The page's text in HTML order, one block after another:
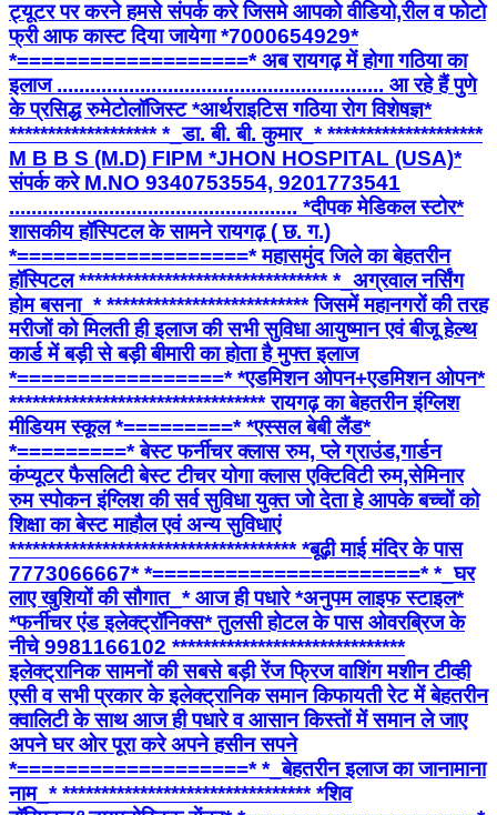
ट्यूटर पर करने हमसे संपर्क करे जिसमे आपको वीडियो,रील व फोटो
फ्री आफ कास्ट दिया जायेगा *7000654929*
*===================* अब रायगढ़ में होगा गठिया का
इलाज ........................................................... आ रहे हैं पुणे
के प्रसिद्ध रुमेटोलॉजिस्ट *आर्थराइटिस गठिया रोग विशेषज्ञ*
******************* *_डा. बी. बी. कुमार_* ********************
M B B S (M.D) FIPM *JHON HOSPITAL (USA)*
संपर्क करे M.NO 9340753554, 9201773541
.................................................... *दीपक मेडिकल स्टोर*
शासकीय हॉस्पिटल के सामने रायगढ़ ( छ. ग.)
*===================* महासमुंद जिले का बेहतरीन
हॉस्पिटल ******************************** *_अग्रवाल नर्सिंग
होम बसना_* ************************** जिसमें महानगरों की तरह
मरीजों को मिलती ही इलाज की सभी सुविधा आयुष्मान एवं बीजू हेल्थ
कार्ड में बड़ी से बड़ी बीमारी का होता है मुफ्त इलाज
*=================* *एडमिशन ओपन+एडमिशन ओपन*
********************************* रायगढ़ का बेहतरीन इंग्लिश
मीडियम स्कूल *=========* *एस्सल बेबी लैंड*
*=========* बेस्ट फर्नीचर क्लास रुम, प्ले ग्राउंड,गार्डन
कंप्यूटर फैसलिटी बेस्ट टीचर योगा क्लास एक्टिविटी रुम,सेमिनार
रुम स्पोकन इंग्लिश की सर्व सुविधा युक्त जो देता हे आपके बच्चों को
शिक्षा का बेस्ट माहौल एवं अन्य सुविधाएं
************************************* *बूढ़ी माई मंदिर के पास
7773066667* *======================* *_घर
लाए खुशियों की सौगात_* आज ही पधारे *अनुपम लाइफ स्टाइल*
*फर्नीचर एंड इलेक्ट्रॉनिक्स* तुलसी होटल के पास ओवरब्रिज के
नीचे 9981166102 ******************************
इलेक्ट्रानिक सामनों की सबसे बड़ी रेंज फ्रिज वाशिंग मशीन टीव्ही
एसी व सभी प्रकार के इलेक्ट्रानिक समान किफायती रेट में बेहतरीन
क्वालिटी के साथ आज ही पधारे व आसान किस्तों में समान ले जाए
अपने घर ओर पूरा करे अपने हसीन सपने
*===================* *_बेहतरीन इलाज का जानामाना
नाम_* ******************************** *शिव